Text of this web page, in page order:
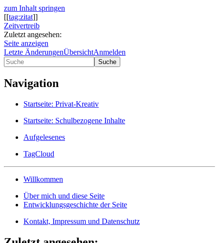
zum Inhalt springen
[[tag:zitat]]
Zeitvertreib
Zuletzt angesehen:
Seite anzeigen
Letzte ÄnderungenÜbersichtAnmelden
Suche
Navigation
Startseite: Privat-Kreativ
Startseite: Schulbezogene Inhalte
Aufgelesenes
TagCloud
Willkommen
Über mich und diese Seite
Entwicklungsgeschichte der Seite
Kontakt, Impressum und Datenschutz